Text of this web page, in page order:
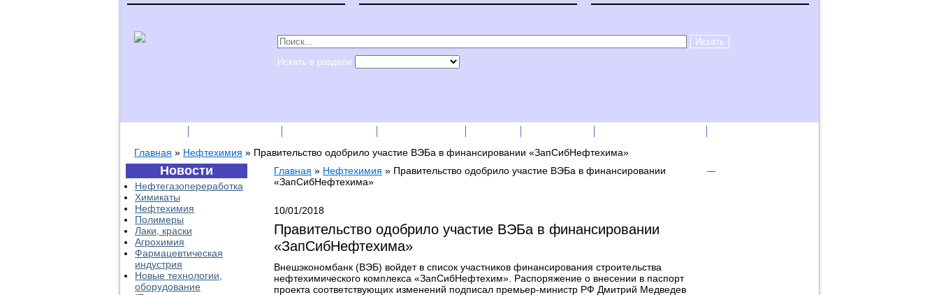
Искать в разделе
Главная » Нефтехимия » Правительство одобрило участие ВЭБа в финансировании «ЗапСибНефтехима»
Новости
Нефтегазопереработка
Химикаты
Нефтехимия
Полимеры
Лаки, краски
Агрохимия
Фармацевтическая
индустрия
Новые технологии,
оборудование
Главная » Нефтехимия » Правительство одобрило участие ВЭБа в финансировании
«ЗапСибНефтехима»
10/01/2018
Правительство одобрило участие ВЭБа в финансировании
«ЗапСибНефтехима»
Внешэкономбанк (ВЭБ) войдет в список участников финансирования строительства
нефтехимического комплекса «ЗапСибНефтехим». Распоряжение о внесении в паспорт
проекта соответствующих изменений подписал премьер-министр РФ Дмитрий Медведев